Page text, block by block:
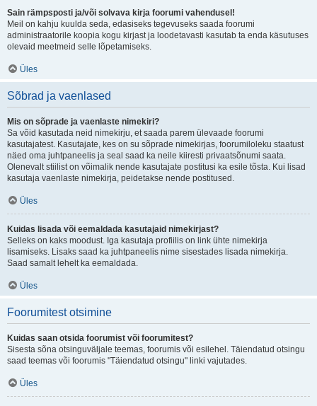
Sain rämpsposti ja/või solvava kirja foorumi vahendusel!
Meil on kahju kuulda seda, edasiseks tegevuseks saada foorumi
administraatorile koopia kogu kirjast ja loodetavasti kasutab ta enda käsutuses
olevaid meetmeid selle lõpetamiseks.
Üles
Sõbrad ja vaenlased
Mis on sõprade ja vaenlaste nimekiri?
Sa võid kasutada neid nimekirju, et saada parem ülevaade foorumi
kasutajatest. Kasutajate, kes on su sõprade nimekirjas, foorumiloleku staatust
näed oma juhtpaneelis ja seal saad ka neile kiiresti privaatsõnumi saata.
Olenevalt stiilist on võimalik nende kasutajate postitusi ka esile tõsta. Kui lisad
kasutaja vaenlaste nimekirja, peidetakse nende postitused.
Üles
Kuidas lisada või eemaldada kasutajaid nimekirjast?
Selleks on kaks moodust. Iga kasutaja profiilis on link ühte nimekirja
lisamiseks. Lisaks saad ka juhtpaneelis nime sisestades lisada nimekirja.
Saad samalt lehelt ka eemaldada.
Üles
Foorumitest otsimine
Kuidas saan otsida foorumist või foorumitest?
Sisesta sõna otsinguväljale teemas, foorumis või esilehel. Täiendatud otsingu
saad teemas või foorumis "Täiendatud otsingu" linki vajutades.
Üles